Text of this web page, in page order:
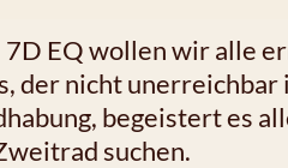
EQ wollen wir alle
der nicht unerreichbar
begeistert es
suchen.